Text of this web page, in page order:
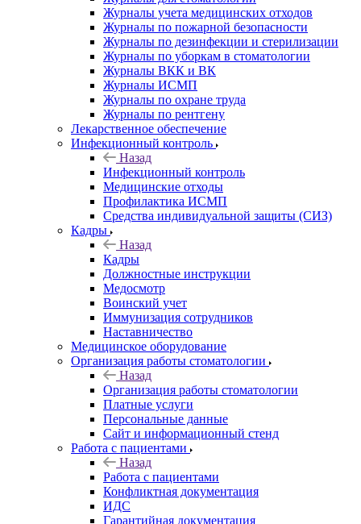
Журналы учета медицинских отходов
Журналы по пожарной безопасности
Журналы по дезинфекции и стерилизации
Журналы по уборкам в стоматологии
Журналы ВКК и ВК
Журналы ИСМП
Журналы по охране труда
Журналы по рентгену
Лекарственное обеспечение
Инфекционный контроль
Назад
Инфекционный контроль
Медицинские отходы
Профилактика ИСМП
Средства индивидуальной защиты (СИЗ)
Кадры
Назад
Кадры
Должностные инструкции
Медосмотр
Воинский учет
Иммунизация сотрудников
Наставничество
Медицинское оборудование
Организация работы стоматологии
Назад
Организация работы стоматологии
Платные услуги
Персональные данные
Сайт и информационный стенд
Работа с пациентами
Назад
Работа с пациентами
Конфликтная документация
ИДС
Гарантийная документация